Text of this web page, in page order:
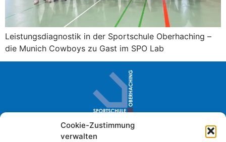
Cookie-Zustimmung
verwalten
Leistungsdiagnostik in der Sportschule Oberhaching –
die Munich Cowboys zu Gast im SPO Lab
Sportschule Oberhaching · Im Loh 2